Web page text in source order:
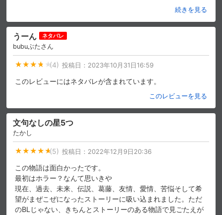
続きを見る
うーん ネタバレ
bubuぶたさん
(4) 投稿日： 2023年10月31日16:59
このレビューにはネタバレが含まれています。
このレビューを見る
文句なしの星5つ
たかし
(5) 投稿日： 2022年12月9日20:36
この物語は面白かったです。
最初はホラー？なんて思いきや
現在、過去、未来、伝説、葛藤、友情、愛情、苦悩そして希
望がまぜこぜになったストーリーに吸い込まれました。ただ
のBLじゃない、きちんとストーリーのある物語で見ごたえが